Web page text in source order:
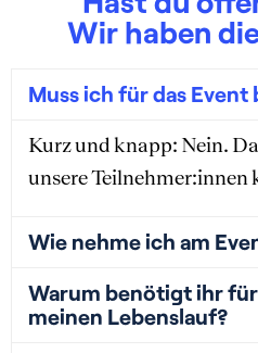
Wir haben
Muss ich für das Event
Kurz und knapp: Nein.
unsere Teilnehmer:innen
Wie nehme ich am
Warum benötigt ihr
meinen Lebenslauf?